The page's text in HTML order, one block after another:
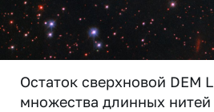
Остаток сверхновой DEM
множества длинных нитей